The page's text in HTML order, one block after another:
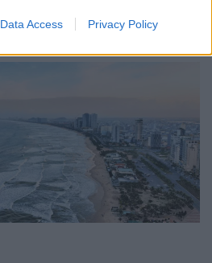
Data Access Privacy Policy